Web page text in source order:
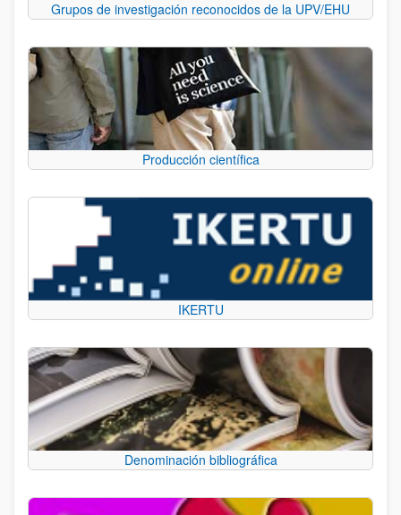
Grupos de investigación reconocidos de la UPV/EHU
Producción científica
IKERTU
Denominación bibliográfica